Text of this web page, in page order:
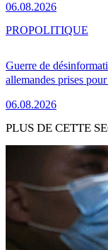
06.08.2026
Guerre de
allemandes prises
06.08.2026
PROPOLITIQUE
PLUS DE CETTE